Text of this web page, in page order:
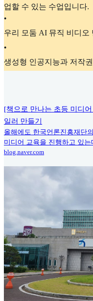
업할 수 있는 수업입니다.
•
우리 모둠 AI 뮤직 비디오
•
생성형 인공지능과 저작
[책으로 만나는 초등 미디
일러 만들기
올해에도 한국언론진흥재단
미디어 교육을 진행하고 있는
blog.naver.com